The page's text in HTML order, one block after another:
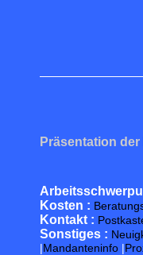
Präsentation der
Kosten :
Kontakt :
Sonstiges :
|Mandanteninfo |